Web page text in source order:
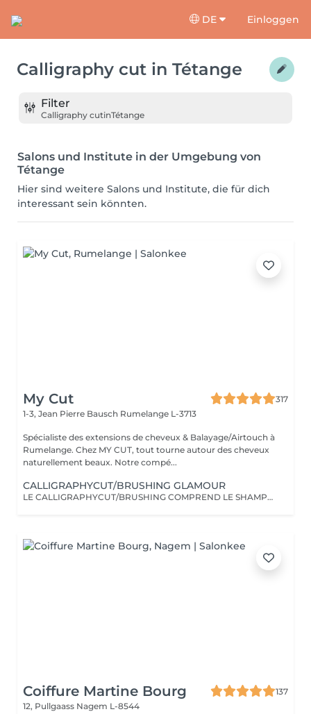
DE Einloggen
Calligraphy cut in Tétange
Filter
Calligraphy cutinTétange
Salons und Institute in der Umgebung von
Tétange
Hier sind weitere Salons und Institute, die für dich
interessant sein könnten.
My Cut
317
1-3, Jean Pierre Bausch Rumelange L-3713
Spécialiste des extensions de cheveux & Balayage/Airtouch à
Rumelange. Chez MY CUT, tout tourne autour des cheveux
naturellement beaux. Notre compé...
CALLIGRAPHYCUT/BRUSHING GLAMOUR
LE CALLIGRAPHYCUT/BRUSHING COMPREND LE SHAMPOOING, LE SOIN, LA COUPE LES PRODUITS DE STYLING ET LE BRUSHING WAVY
Coiffure Martine Bourg
137
12, Pullgaass Nagem L-8544